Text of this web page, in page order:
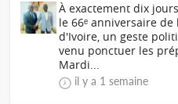
À exactement dix
le 66ᵉ anniversaire
d'Ivoire, un geste
venu ponctuer les
Mardi...
il y a 1 semaine